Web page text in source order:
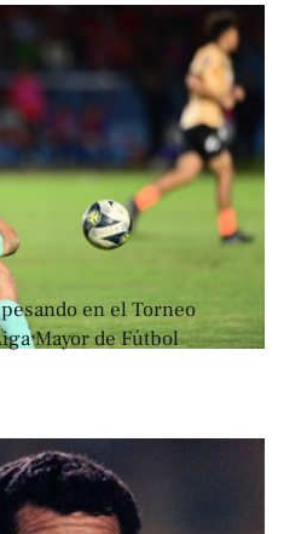
en el Torneo
Mayor de Fútbol